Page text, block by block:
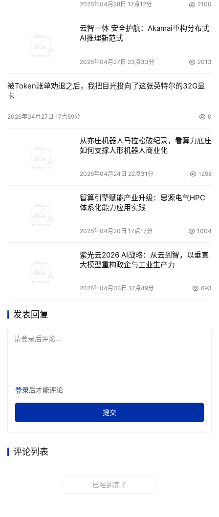
2026年04月28日 17点12分 2100
云智一体 安全护航：Akamai重构分布式
AI推理新范式
2026年04月27日 23点33分 2013
被Token账单劝退之后，我把目光投向了这张英特尔的32G显
卡
2026年04月27日 17点59分 0
从亦庄机器人马拉松破纪录，看算力底座
如何支撑人形机器人商业化
2026年04月24日 22点31分 1298
智算引擎赋能产业升级：思源电气HPC
体系化能力应用实践
2026年04月20日 17点17分 1004
紫光云2026 AI战略：从云到智，以垂直
大模型重构政企与工业生产力
2026年04月03日 17点49分 693
发表回复
请登录后评论...
登录后才能评论
提交
评论列表
已经到底了